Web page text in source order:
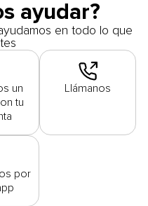
ayudar?
en todo lo que
un
tu
Llámanos
por